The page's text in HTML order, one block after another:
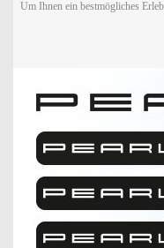
Um Ihnen ein bestmögliches